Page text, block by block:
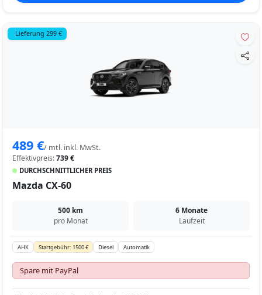
Lieferung 299 €
489 €/ mtl. inkl. MwSt.
Effektivpreis:739 €
DURCHSCHNITTLICHER PREIS
Mazda CX-60
500 km
pro Monat
6 Monate
Laufzeit
AHK Startgebühr: 1500 € Diesel Automatik
Spare mit PayPal